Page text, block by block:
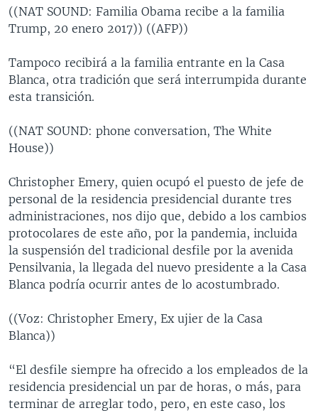
((NAT SOUND: Familia Obama recibe a la familia
Trump, 20 enero 2017)) ((AFP))
Tampoco recibirá a la familia entrante en la Casa
Blanca, otra tradición que será interrumpida durante
esta transición.
((NAT SOUND: phone conversation, The White
House))
Christopher Emery, quien ocupó el puesto de jefe de
personal de la residencia presidencial durante tres
administraciones, nos dijo que, debido a los cambios
protocolares de este año, por la pandemia, incluida
la suspensión del tradicional desfile por la avenida
Pensilvania, la llegada del nuevo presidente a la Casa
Blanca podría ocurrir antes de lo acostumbrado.
((Voz: Christopher Emery, Ex ujier de la Casa
Blanca))
“El desfile siempre ha ofrecido a los empleados de la
residencia presidencial un par de horas, o más, para
terminar de arreglar todo, pero, en este caso, los